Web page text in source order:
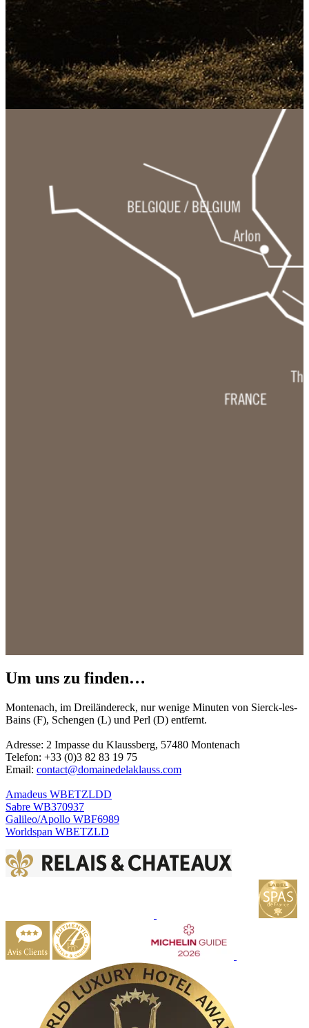
Um uns zu finden…
Montenach, im Dreiländereck, nur wenige Minuten von Sierck-les-
Bains (F), Schengen (L) und Perl (D) entfernt.
Adresse: 2 Impasse du Klaussberg, 57480 Montenach
Telefon: +33 (0)3 82 83 19 75
Email: contact@domainedelaklauss.com
Amadeus WBETZLDD
Sabre WB370937
Galileo/Apollo WBF6989
Worldspan WBETZLD